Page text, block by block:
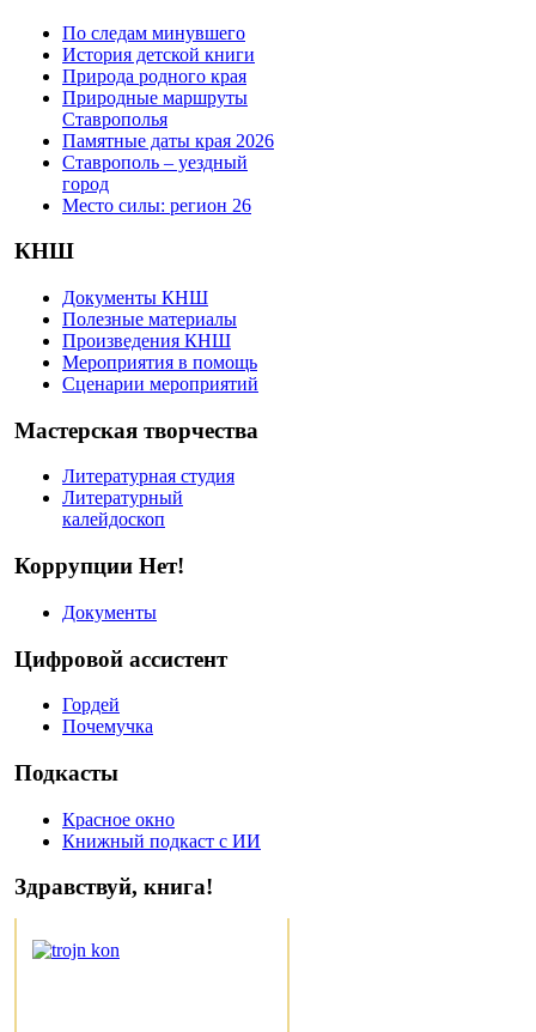
По следам минувшего
История детской книги
Природа родного края
Природные маршруты
Ставрополья
Памятные даты края 2026
Ставрополь – уездный
город
Место силы: регион 26
КНШ
Документы КНШ
Полезные материалы
Произведения КНШ
Мероприятия в помощь
Сценарии мероприятий
Мастерская творчества
Литературная студия
Литературный
калейдоскоп
Коррупции Нет!
Документы
Цифровой ассистент
Гордей
Почемучка
Подкасты
Красное окно
Книжный подкаст с ИИ
Здравствуй, книга!